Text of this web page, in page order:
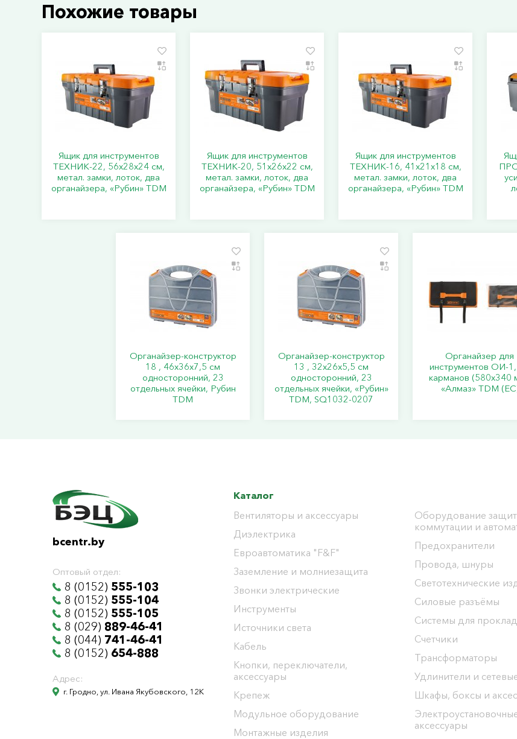
Похожие товары
Ящик для инструментов
ТЕХНИК-22, 56х28х24 см,
метал. замки, лоток, два
органайзера, «Рубин» TDM
Ящик для инструментов
ТЕХНИК-20, 51х26х22 см,
метал. замки, лоток, два
органайзера, «Рубин» TDM
Ящик для инструментов
ТЕХНИК-16, 41х21х18 см,
метал. замки, лоток, два
органайзера, «Рубин» TDM
Органайзер-конструктор
18 , 46х36х7,5 см
односторонний, 23
отдельных ячейки, Рубин
TDM
Органайзер-конструктор
13 , 32х26х5,5 см
односторонний, 23
отдельных ячейки, «Рубин»
TDM, SQ1032-0207
Органайзер для
инструментов ОИ-
карманов (580х340
«Алмаз» TDM
bcentr.by
Оптовый отдел:
8 (0152) 555-103
8 (0152) 555-104
8 (0152) 555-105
8 (029) 889-46-41
8 (044) 741-46-41
8 (0152) 654-888
Адрес:
г. Гродно, ул. Ивана Якубовского, 12К
Каталог
Вентиляторы и аксессуары
Диэлектрика
Евроавтоматика "F&F"
Заземление и молниезащита
Звонки электрические
Инструменты
Источники света
Кабель
Кнопки, переключатели,
аксессуары
Крепеж
Модульное оборудование
Монтажные изделия
Оборудование
коммутации и
Предохранители
Провода, шнуры
Светотехнические
Силовые разъёмы
Системы для
Счетчики
Трансформаторы
Удлинители и
Шкафы, боксы и
аксессуары